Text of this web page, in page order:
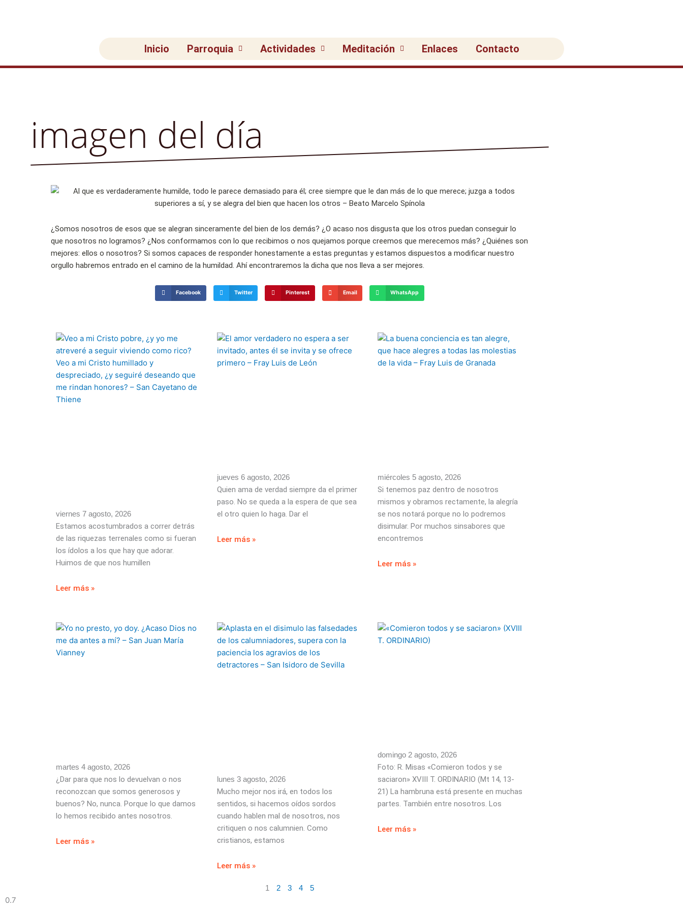
Inicio Parroquia Actividades Meditación Enlaces Contacto
imagen del día
¿Somos nosotros de esos que se alegran sinceramente del bien de los demás? ¿O acaso nos disgusta que los otros puedan conseguir lo
que nosotros no logramos? ¿Nos conformamos con lo que recibimos o nos quejamos porque creemos que merecemos más? ¿Quiénes son
mejores: ellos o nosotros? Si somos capaces de responder honestamente a estas preguntas y estamos dispuestos a modificar nuestro
orgullo habremos entrado en el camino de la humildad. Ahí encontraremos la dicha que nos lleva a ser mejores.
Facebook Twitter Pinterest Email WhatsApp
viernes 7 agosto, 2026
Estamos acostumbrados a correr detrás
de las riquezas terrenales como si fueran
los ídolos a los que hay que adorar.
Huimos de que nos humillen
Leer más »
jueves 6 agosto, 2026
Quien ama de verdad siempre da el primer
paso. No se queda a la espera de que sea
el otro quien lo haga. Dar el
Leer más »
miércoles 5 agosto, 2026
Si tenemos paz dentro de nosotros
mismos y obramos rectamente, la alegría
se nos notará porque no lo podremos
disimular. Por muchos sinsabores que
encontremos
Leer más »
martes 4 agosto, 2026
¿Dar para que nos lo devuelvan o nos
reconozcan que somos generosos y
buenos? No, nunca. Porque lo que damos
lo hemos recibido antes nosotros.
Leer más »
lunes 3 agosto, 2026
Mucho mejor nos irá, en todos los
sentidos, si hacemos oídos sordos
cuando hablen mal de nosotros, nos
critiquen o nos calumnien. Como
cristianos, estamos
Leer más »
domingo 2 agosto, 2026
Foto: R. Misas «Comieron todos y se
saciaron» XVIII T. ORDINARIO (Mt 14, 13-
21) La hambruna está presente en muchas
partes. También entre nosotros. Los
Leer más »
Página
1
Página
2
Página
3
Página
4
Página
5